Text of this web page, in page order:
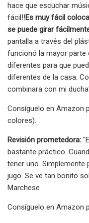
hace que escuchar
fácil!!Es muy fácil
se puede girar
pantalla a través del
funcionó la mayor parte
diferentes para que
diferentes de la casa.
combinara con mi
Consíguelo en Amazon
colores).
Revisión prometedora:
bastante práctico.
tener uno. Simplemente
jugo. Se ve tan bonito
Marchese
Consíguelo en Amazon